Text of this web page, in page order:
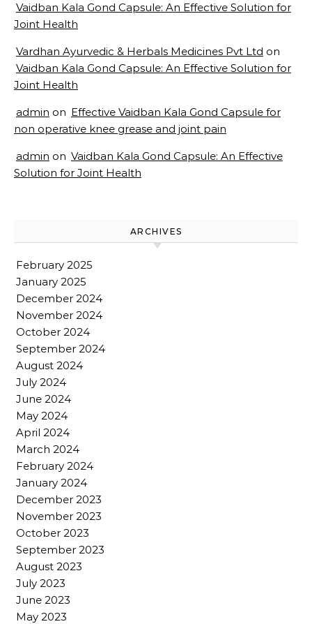
Vaidban Kala Gond Capsule: An Effective Solution for
Joint Health
Vardhan Ayurvedic & Herbals Medicines Pvt Ltd on
Vaidban Kala Gond Capsule: An Effective Solution for
Joint Health
admin on Effective Vaidban Kala Gond Capsule for
non operative knee grease and joint pain
admin on Vaidban Kala Gond Capsule: An Effective
Solution for Joint Health
ARCHIVES
February 2025
January 2025
December 2024
November 2024
October 2024
September 2024
August 2024
July 2024
June 2024
May 2024
April 2024
March 2024
February 2024
January 2024
December 2023
November 2023
October 2023
September 2023
August 2023
July 2023
June 2023
May 2023